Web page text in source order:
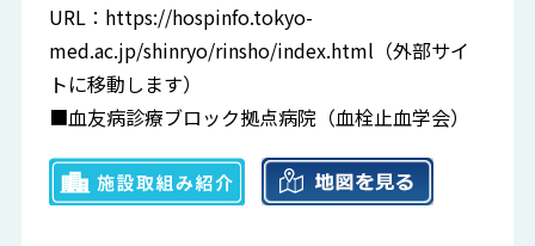
URL： https://hospinfo.tokyo-
med.ac.jp/shinryo/rinsho/index.html （外部サイ
トに移動します）
■血友病診療ブロック拠点病院（血栓止血学会）